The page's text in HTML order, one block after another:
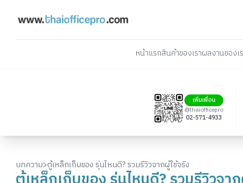
หน้าแรกสินค้าของเราผลงานของเ
เพิ่มเพื่อน
@thaiofficepro
02-571-4933
บทความ>ตู้เหล็กเก็บของ รุ่นไหนดี? รวมรีวิวจากผู้ใช้จริง